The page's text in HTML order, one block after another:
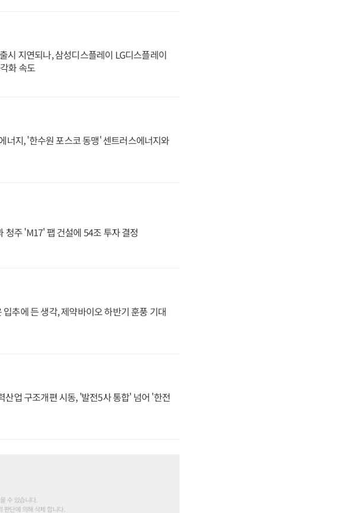
시 지연되나, 삼성디스플레이 LG디스플레이
화 속도
너지, '한수원 포스코 동맹' 센트러스에너지와
청주 'M17' 팹 건설에 54조 투자 결정
추에 든 생각, 제약바이오 하반기 훈풍 기대
산업 구조개편 시동, '발전5사 통합' 넘어 '한전
수 있습니다.
판단에 의해 삭제 합니다.